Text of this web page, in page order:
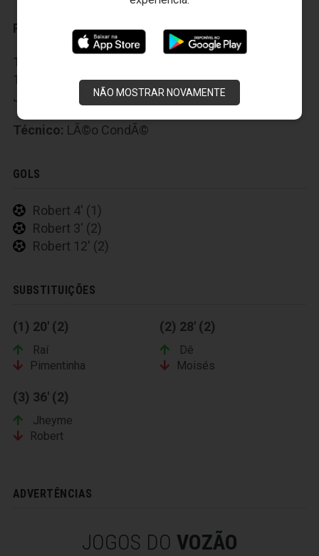
NÃO MOSTRAR NOVAMENTE
Reservas:
12-Rodrigo Viana, 13-Mimica, 14-Anderson, 15-Luís,
16-Rogério, 17-Geraldo, 18-Cleiton, 19-Waldir, 20-
Jheimy, 21-Rai e 22-Alexsandro.
Técnico: LÃ©o CondÃ©
GOLS
Robert 4' (1)
Robert 3' (2)
Robert 12' (2)
SUBSTITUIÇÕES
(1) 20' (2)
Raí
Pimentinha
(2) 28' (2)
Dê
Moisés
(3) 36' (2)
Jheyme
Robert
ADVERTÊNCIAS
JOGOS DO VOZÃO